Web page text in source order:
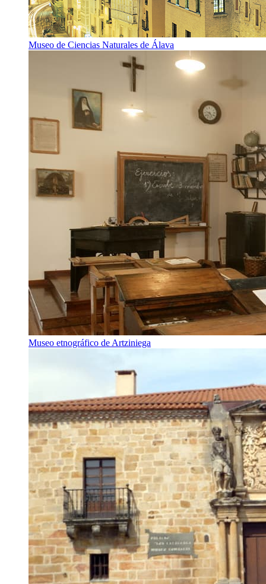
Museo de Ciencias Naturales de Álava
Museo etnográfico de Artziniega